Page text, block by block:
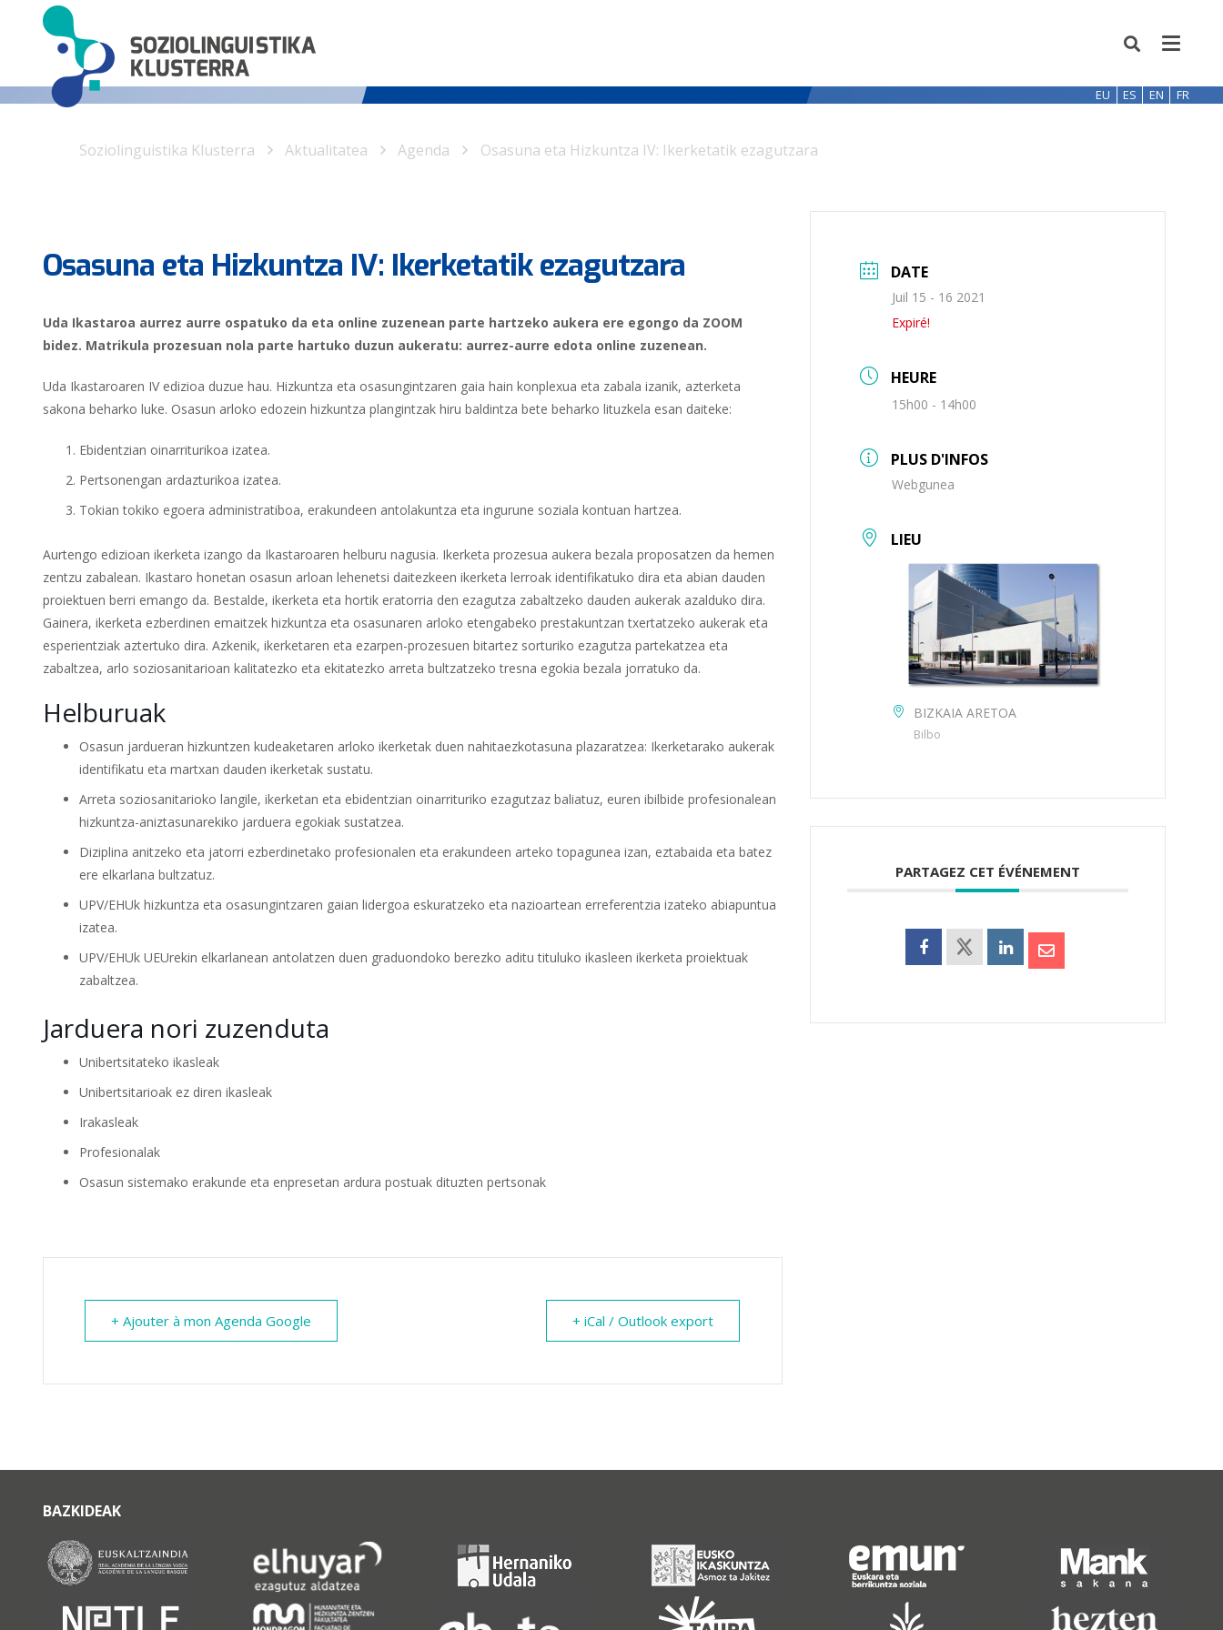
EU ES EN FR
Soziolinguistika Klusterra Aktualitatea Agenda Osasuna eta Hizkuntza IV: Ikerketatik ezagutzara
Osasuna eta Hizkuntza IV: Ikerketatik ezagutzara
Uda Ikastaroa aurrez aurre ospatuko da eta online zuzenean parte hartzeko aukera ere egongo da ZOOM
bidez. Matrikula prozesuan nola parte hartuko duzun aukeratu: aurrez-aurre edota online zuzenean.
Uda Ikastaroaren IV edizioa duzue hau. Hizkuntza eta osasungintzaren gaia hain konplexua eta zabala izanik, azterketa
sakona beharko luke. Osasun arloko edozein hizkuntza plangintzak hiru baldintza bete beharko lituzkela esan daiteke:
Ebidentzian oinarriturikoa izatea.
Pertsonengan ardazturikoa izatea.
Tokian tokiko egoera administratiboa, erakundeen antolakuntza eta ingurune soziala kontuan hartzea.
Aurtengo edizioan ikerketa izango da Ikastaroaren helburu nagusia. Ikerketa prozesua aukera bezala proposatzen da hemen
zentzu zabalean. Ikastaro honetan osasun arloan lehenetsi daitezkeen ikerketa lerroak identifikatuko dira eta abian dauden
proiektuen berri emango da. Bestalde, ikerketa eta hortik eratorria den ezagutza zabaltzeko dauden aukerak azalduko dira.
Gainera, ikerketa ezberdinen emaitzek hizkuntza eta osasunaren arloko etengabeko prestakuntzan txertatzeko aukerak eta
esperientziak aztertuko dira. Azkenik, ikerketaren eta ezarpen-prozesuen bitartez sorturiko ezagutza partekatzea eta
zabaltzea, arlo soziosanitarioan kalitatezko eta ekitatezko arreta bultzatzeko tresna egokia bezala jorratuko da.
Helburuak
Osasun jardueran hizkuntzen kudeaketaren arloko ikerketak duen nahitaezkotasuna plazaratzea: Ikerketarako aukerak
identifikatu eta martxan dauden ikerketak sustatu.
Arreta soziosanitarioko langile, ikerketan eta ebidentzian oinarrituriko ezagutzaz baliatuz, euren ibilbide profesionalean
hizkuntza-aniztasunarekiko jarduera egokiak sustatzea.
Diziplina anitzeko eta jatorri ezberdinetako profesionalen eta erakundeen arteko topagunea izan, eztabaida eta batez
ere elkarlana bultzatuz.
UPV/EHUk hizkuntza eta osasungintzaren gaian lidergoa eskuratzeko eta nazioartean erreferentzia izateko abiapuntua
izatea.
UPV/EHUk UEUrekin elkarlanean antolatzen duen graduondoko berezko aditu tituluko ikasleen ikerketa proiektuak
zabaltzea.
Jarduera nori zuzenduta
Unibertsitateko ikasleak
Unibertsitarioak ez diren ikasleak
Irakasleak
Profesionalak
Osasun sistemako erakunde eta enpresetan ardura postuak dituzten pertsonak
+ Ajouter à mon Agenda Google + iCal / Outlook export
DATE
Juil 15 - 16 2021
Expiré!
HEURE
15h00 - 14h00
PLUS D'INFOS
Webgunea
LIEU
BIZKAIA ARETOA
Bilbo
PARTAGEZ CET ÉVÉNEMENT
BAZKIDEAK